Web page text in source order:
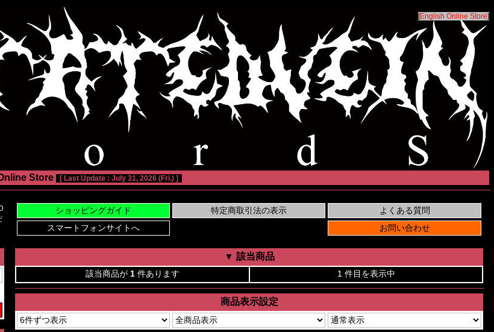
[English Online Store]
Store [ Last Update : July 31, 2026 (Fri.) ]
▼ 該当商品
該当商品が 1 件あります 1 件目を表示中
商品表示設定